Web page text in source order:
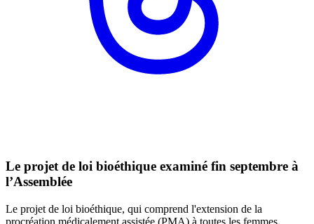
Le projet de loi bioéthique examiné fin septembre à
l’Assemblée
Le projet de loi bioéthique, qui comprend l'extension de la
procréation médicalement assistée (PMA) à toutes les femmes,